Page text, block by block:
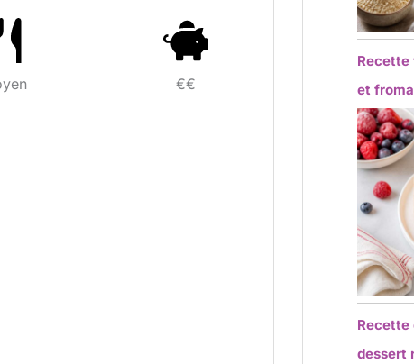
€€
et
Recette
dessert